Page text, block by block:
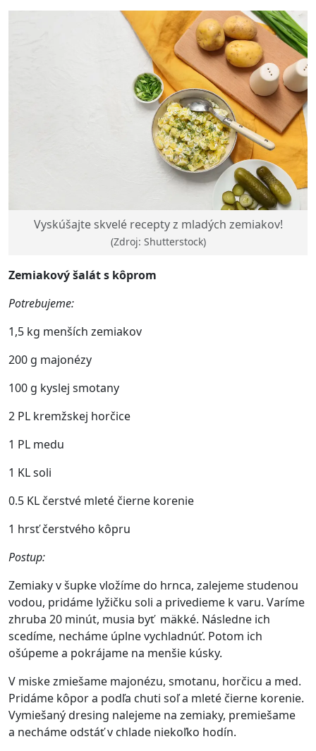
Vyskúšajte skvelé recepty z mladých zemiakov!
(Zdroj: Shutterstock)
Zemiakový šalát s kôprom
Potrebujeme:
1,5 kg menších zemiakov
200 g majonézy
100 g kyslej smotany
2 PL kremžskej horčice
1 PL medu
1 KL soli
0.5 KL čerstvé mleté čierne korenie
1 hrsť čerstvého kôpru
Postup:
Zemiaky v šupke vložíme do hrnca, zalejeme studenou
vodou, pridáme lyžičku soli a privedieme k varu. Varíme
zhruba 20 minút, musia byť mäkké. Následne ich
scedíme, necháme úplne vychladnúť. Potom ich
ošúpeme a pokrájame na menšie kúsky.
V miske zmiešame majonézu, smotanu, horčicu a med.
Pridáme kôpor a podľa chuti soľ a mleté čierne korenie.
Vymiešaný dresing nalejeme na zemiaky, premiešame
a necháme odstáť v chlade niekoľko hodín.